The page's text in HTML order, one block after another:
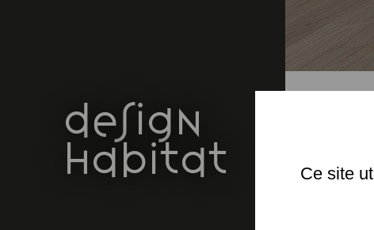
design
habitat
Ce site